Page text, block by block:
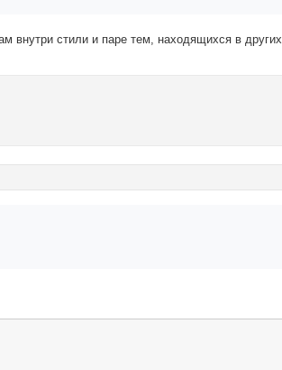
внутри стили и паре тем, находящихся в других